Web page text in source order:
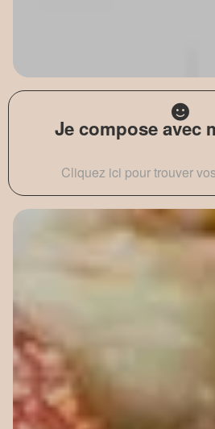
Je compose avec
Cliquez ici pour trouver